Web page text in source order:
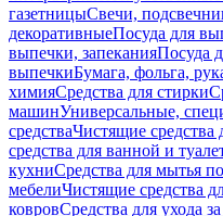
газетницыСвечи,
декоративныеПосуда для
выпечки, запеканияПосуда
выпечкиБумага, фольга,
химияСредства для стирки
машинУниверсальные,
средстваЧистящие средства
средства для ванной и
кухниСредства для мытья
мебелиЧистящие средства
ковровСредства для ухода